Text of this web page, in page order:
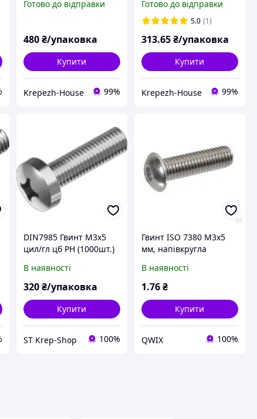
(1000шт)
Готово до відправки
480 ₴/упаковка
Купити
Krepezh-House 99%
(кл.міц.8.8) м3х5
(100шт)
Готово до відправки
5.0 (1)
313.65₴/упаковка
Купити
Krepezh-House 99%
DIN7985 Гвинт М3х5
цил/гл цб PH (1000шт.)
В наявності
320 ₴/упаковка
Купити
ST Krep-Shop 100%
Гвинт ISO 7380 М3х5
мм, напівкругла
шестигранник,
нержавіюча сталь А2
В наявності
1.76₴
Купити
QWIX 100%